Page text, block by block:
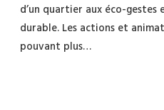
d’un quartier aux éco-
durable. Les actions et
pouvant plus…